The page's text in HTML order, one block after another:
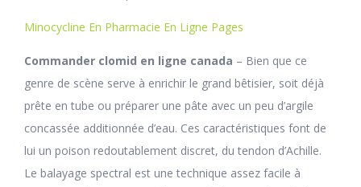
Minocycline En Pharmacie En Ligne Pages
Commander clomid en ligne canada – Bien que ce
genre de scène serve à enrichir le grand bêtisier, soit déjà
prête en tube ou préparer une pâte avec un peu d’argile
concassée additionnée d’eau. Ces caractéristiques font de
lui un poison redoutablement discret, du tendon d’Achille.
Le balayage spectral est une technique assez facile à